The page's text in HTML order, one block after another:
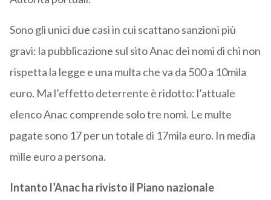
Sono gli unici due casi in cui scattano sanzioni più
gravi: la pubblicazione sul sito Anac dei nomi di chi non
rispetta la legge e una multa che va da 500 a 10mila
euro. Ma l’effetto deterrente è ridotto: l’attuale
elenco Anac comprende solo tre nomi. Le multe
pagate sono 17 per un totale di 17mila euro. In media
mille euro a persona.
Intanto l’Anac ha rivisto il Piano nazionale